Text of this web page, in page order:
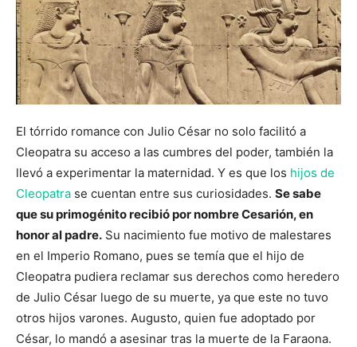
El tórrido romance con Julio César no solo facilitó a
Cleopatra su acceso a las cumbres del poder, también la
llevó a experimentar la maternidad. Y es que los hijos de
Cleopatra se cuentan entre sus curiosidades. Se sabe
que su primogénito recibió por nombre Cesarión, en
honor al padre. Su nacimiento fue motivo de malestares
en el Imperio Romano, pues se temía que el hijo de
Cleopatra pudiera reclamar sus derechos como heredero
de Julio César luego de su muerte, ya que este no tuvo
otros hijos varones. Augusto, quien fue adoptado por
César, lo mandó a asesinar tras la muerte de la Faraona.